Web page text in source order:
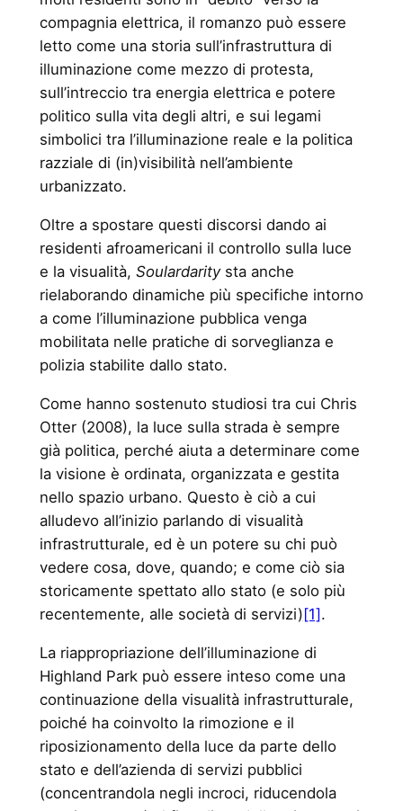
compagnia elettrica, il romanzo può essere
letto come una storia sull’infrastruttura di
illuminazione come mezzo di protesta,
sull’intreccio tra energia elettrica e potere
politico sulla vita degli altri, e sui legami
simbolici tra l’illuminazione reale e la politica
razziale di (in)visibilità nell’ambiente
urbanizzato.
Oltre a spostare questi discorsi dando ai
residenti afroamericani il controllo sulla luce
e la visualità, Soulardaritysta anche
rielaborando dinamiche più specifiche intorno
a come l’illuminazione pubblica venga
mobilitata nelle pratiche di sorveglianza e
polizia stabilite dallo stato.
Come hanno sostenuto studiosi tra cui Chris
Otter (2008), la luce sulla strada è sempre
già politica, perché aiuta a determinare come
la visione è ordinata, organizzata e gestita
nello spazio urbano. Questo è ciò a cui
alludevo all’inizio parlando di visualità
infrastrutturale, ed è un potere su chi può
vedere cosa, dove, quando; e come ciò sia
storicamente spettato allo stato (e solo più
recentemente, alle società di servizi)[1].
La riappropriazione dell’illuminazione di
Highland Park può essere inteso come una
continuazione della visualità infrastrutturale,
poiché ha coinvolto la rimozione e il
riposizionamento della luce da parte dello
stato e dell’azienda di servizi pubblici
(concentrandola negli incroci, riducendola